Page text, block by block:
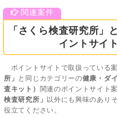
「さくら検査研究所」
イントサイ
ポイントサイトで取扱っている
所」 と同じカテゴリーの健康・ダ
査キット） 関連のポイントサイト
検査研究所」 以外にも興味のあり
役立てください。